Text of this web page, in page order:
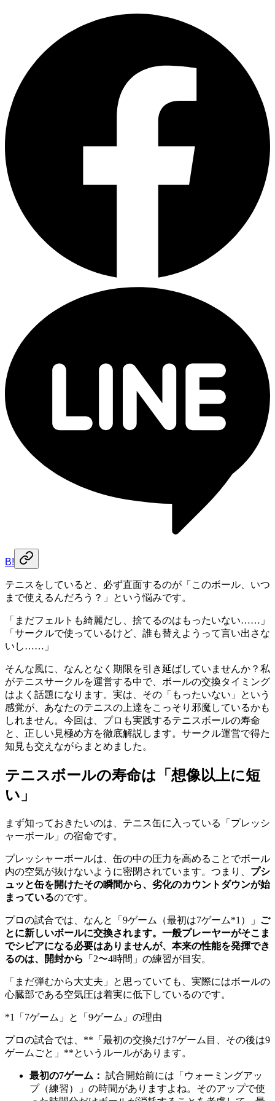
B!
テニスをしていると、必ず直面するのが「このボール、いつ
まで使えるんだろう？」という悩みです。
「まだフェルトも綺麗だし、捨てるのはもったいない……」
「サークルで使っているけど、誰も替えようって言い出さな
いし……」
そんな風に、なんとなく期限を引き延ばしていませんか？私
がテニスサークルを運営する中で、ボールの交換タイミング
はよく話題になります。実は、その「もったいない」という
感覚が、あなたのテニスの上達をこっそり邪魔しているかも
しれません。今回は、プロも実践するテニスボールの寿命
と、正しい見極め方を徹底解説します。サークル運営で得た
知見も交えながらまとめました。
テニスボールの寿命は「想像以上に短
い」
まず知っておきたいのは、テニス缶に入っている「プレッシ
ャーボール」の宿命です。
プレッシャーボールは、缶の中の圧力を高めることでボール
内の空気が抜けないように密閉されています。つまり、 プシ
ュッと缶を開けたその瞬間から、劣化のカウントダウンが始
まっているのです。
プロの試合では、なんと「9ゲーム（最初は7ゲーム*1）」 ご
とに新しいボールに交換されます。一般プレーヤーがそこま
でシビアになる必要はありませんが、本来の性能を発揮でき
るのは、開封から
「2〜4時間」の練習が目安。
「まだ弾むから大丈夫」と思っていても、実際にはボールの
心臓部である空気圧は着実に低下しているのです。
*1「7ゲーム」と「9ゲーム」の理由
プロの試合では、**「最初の交換だけ7ゲーム目、その後は9
ゲームごと」**というルールがあります。
最初の7ゲーム： 試合開始前には「ウォーミングアッ
プ（練習）」の時間がありますよね。そのアップで使